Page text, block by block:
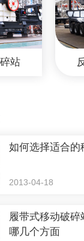
站
如何选择适合的
2013-04-18
履带式移动破碎
哪几个方面